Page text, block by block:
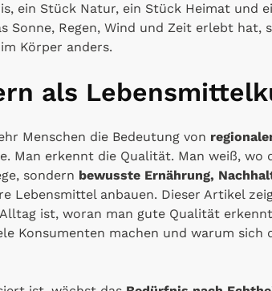
ein Stück Natur, ein Stück Heimat und
Sonne, Regen, Wind und Zeit erlebt hat,
Körper anders.
als
Menschen die Bedeutung von
Man erkennt die Qualität. Man weiß, wo
sondern bewusste Ernährung,
Lebensmittel anbauen. Dieser Artikel
ist, woran man gute Qualität
Konsumenten machen und warum sich